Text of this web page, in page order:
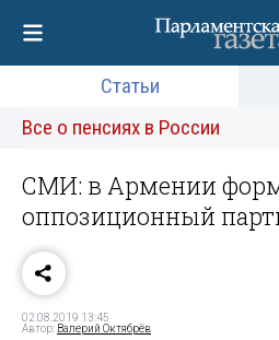
Статьи
Все о пенсиях в России
СМИ: в Армении
оппозиционный
02.08.2019 13:45
Автор: Валерий Октябрёв